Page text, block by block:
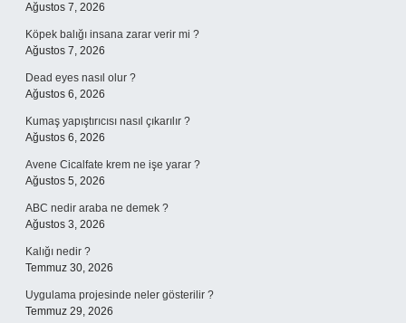
Ağustos 7, 2026
Köpek balığı insana zarar verir mi ?
Ağustos 7, 2026
Dead eyes nasıl olur ?
Ağustos 6, 2026
Kumaş yapıştırıcısı nasıl çıkarılır ?
Ağustos 6, 2026
Avene Cicalfate krem ne işe yarar ?
Ağustos 5, 2026
ABC nedir araba ne demek ?
Ağustos 3, 2026
Kalığı nedir ?
Temmuz 30, 2026
Uygulama projesinde neler gösterilir ?
Temmuz 29, 2026